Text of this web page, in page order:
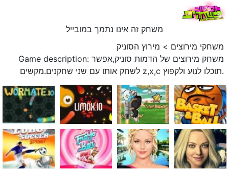
משחק זה אינו נתמך במובייל
משחקי מירוצים > מירוץ הסוניק
Game description: משחק מירוצים של הדמות סוניק,אפשר
לשחק אותו עם שני שחקנים.מקשים z,x,c תוכלו לנוע ולקפוץ.